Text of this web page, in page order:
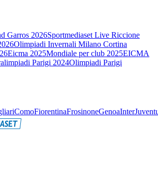
Garros 2026Sportmediaset Live Riccione
Olimpiadi Invernali Milano Cortina
Eicma 2025Mondiale per club 2025EICMA
Parigi 2024Olimpiadi Parigi
ComoFiorentinaFrosinoneGenoaInter